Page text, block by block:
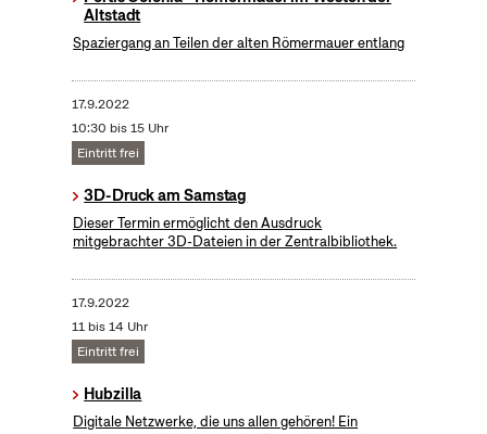
Altstadt
Spaziergang an Teilen der alten Römermauer entlang
17.9.2022
10:30 bis 15 Uhr
Eintritt frei
3D-Druck am Samstag
Dieser Termin ermöglicht den Ausdruck
mitgebrachter 3D-Dateien in der Zentralbibliothek.
17.9.2022
11 bis 14 Uhr
Eintritt frei
Hubzilla
Digitale Netzwerke, die uns allen gehören! Ein